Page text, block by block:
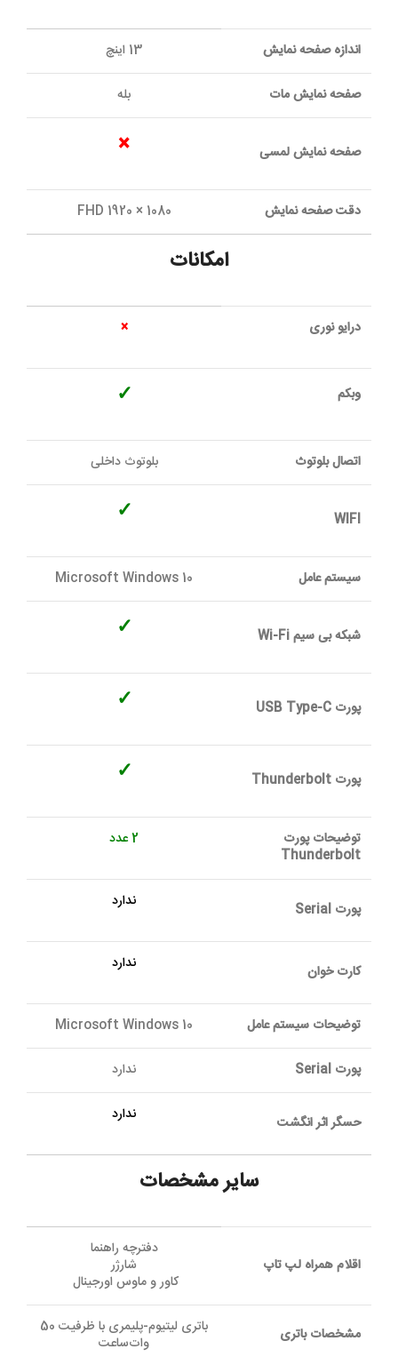
اندازه صفحه نمایش 13 اینچ
صفحه نمایش مات بله
صفحه نمایش لمسی ×
دقت صفحه نمایش 1080 × 1920 FHD
امکانات
درایو نوری ×
وبکم ✓
اتصال بلوتوث بلوتوث داخلی
WIFI
✓
سیستم عامل Microsoft Windows 10
شبکه بی سیم Wi-Fi ✓
پورت USB Type-C ✓
پورت Thunderbolt ✓
توضیحات پورت
Thunderbolt
2 عدد
پورت Serial ندارد
کارت خوان ندارد
توضیحات سیستم عامل Microsoft Windows 10
پورت Serial ندارد
حسگر اثر انگشت ندارد
سایر مشخصات
اقلام همراه لپ تاپ
دفترچه راهنما
شارژر
کاور و ماوس اورجینال
مشخصات باتری باتری لیتیوم-پلیمری با ظرفیت 50
وات‌ساعت